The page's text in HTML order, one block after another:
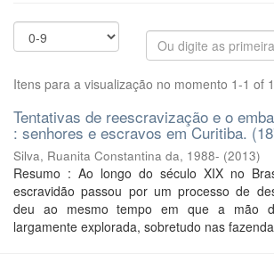
Itens para a visualização no momento 1-1 of 1
Tentativas de reescravização e o
: senhores e escravos em Curitiba.
Silva, Ruanita Constantina da, 1988- (2013)
Resumo : Ao longo do século XIX no
escravidão passou por um processo de
deu ao mesmo tempo em que a mão
largamente explorada, sobretudo nas